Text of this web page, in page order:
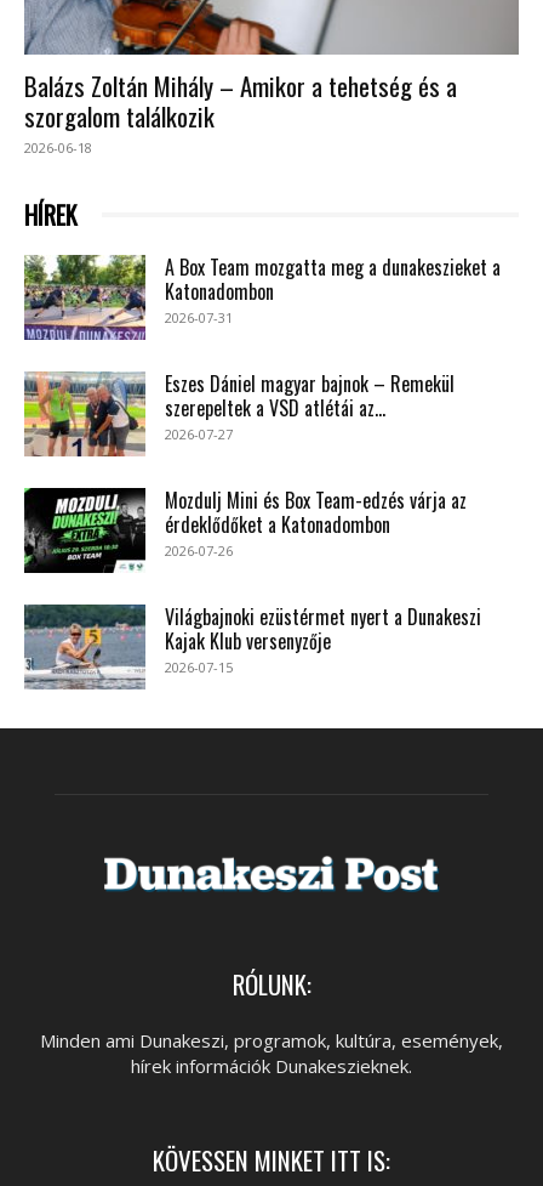
Balázs Zoltán Mihály – Amikor a tehetség és a
szorgalom találkozik
2026-06-18
HÍREK
A Box Team mozgatta meg a dunakeszieket a
Katonadombon
2026-07-31
Eszes Dániel magyar bajnok – Remekül
szerepeltek a VSD atlétái az...
2026-07-27
Mozdulj Mini és Box Team-edzés várja az
érdeklődőket a Katonadombon
2026-07-26
Világbajnoki ezüstérmet nyert a Dunakeszi
Kajak Klub versenyzője
2026-07-15
RÓLUNK:
Minden ami Dunakeszi, programok, kultúra, események,
hírek információk Dunakeszieknek.
KÖVESSEN MINKET ITT IS: